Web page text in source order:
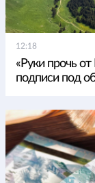
12:18
«Руки прочь
подписи под